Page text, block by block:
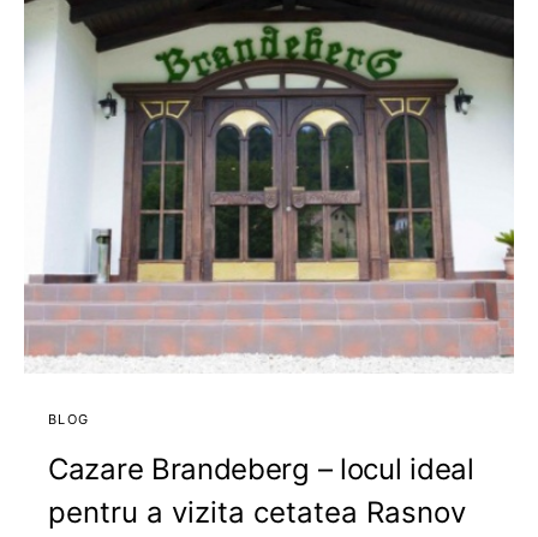
BLOG
Cazare Brandeberg – locul ideal
pentru a vizita cetatea Rasnov